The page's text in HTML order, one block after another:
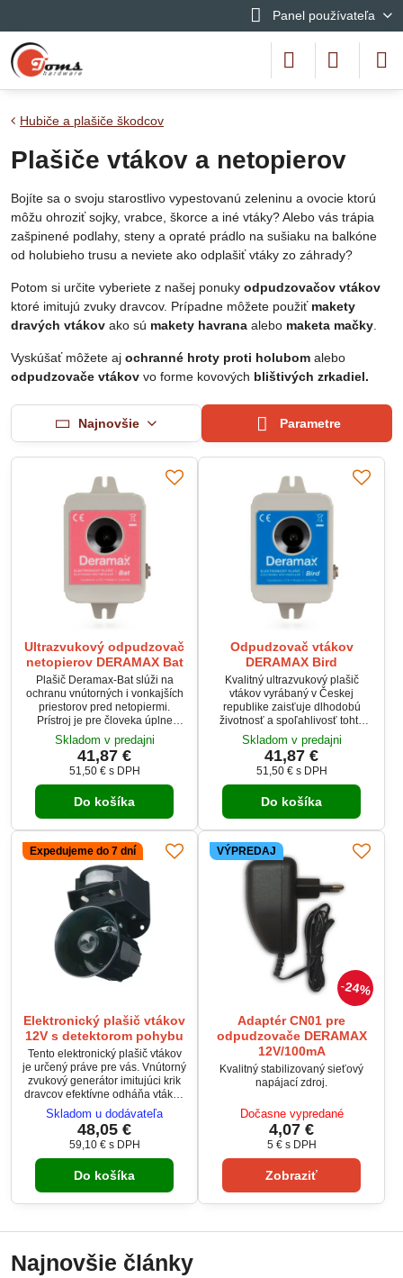
Panel používateľa
Hubiče a plašiče škodcov
Plašiče vtákov a netopierov
Bojíte sa o svoju starostlivo vypestovanú zeleninu a ovocie ktorú
môžu ohroziť sojky, vrabce, škorce a iné vtáky? Alebo vás trápia
zašpinené podlahy, steny a opraté prádlo na sušiaku na balkóne
od holubieho trusu a neviete ako odplašiť vtáky zo záhrady?
Potom si určite vyberiete z našej ponuky odpudzovačov vtákov
ktoré imitujú zvuky dravcov. Prípadne môžete použiť makety
dravých vtákov ako sú makety havrana alebo maketa mačky
Vyskúšať môžete aj ochranné hroty proti holubom alebo
odpudzovače vtákov vo forme kovových blištivých zrkadiel.
Najnovšie Parametre
Ultrazvukový odpudzovač
netopierov DERAMAX Bat
Plašič Deramax-Bat slúži na
ochranu vnútorných i vonkajších
priestorov pred netopiermi.
Prístroj je pre človeka úplne
bezpečný a bezhlučný.
Škodcovia sú trvalo obťažovaní
ultrazvukovými signálmi plašiča a
v krátkom čase opúšťajú
chránený priestor. Prevádzka
prístroja je ekologická, bez
využitia chemických prostriedkov.
Skladom v predajni
41,87 €
51,50 € s DPH
Do košíka
Odpudzovač vtákov
DERAMAX Bird
Kvalitný ultrazvukový plašič
vtákov vyrábaný v Českej
republike zaisťuje dlhodobú
životnosť a spoľahlivosť tohto
typu plašiča holubov, škorcov,
vrabcov, drozdov, havranov, vrán
a pod.
Skladom v predajni
41,87 €
51,50 € s DPH
Do košíka
Expedujeme do 7 dní
Elektronický plašič vtákov
12V s detektorom pohybu
Tento elektronický plašič vtákov
je určený práve pre vás. Vnútorný
zvukový generátor imitujúci krik
dravcov efektívne odháňa vtákov
zo strážených oblastí.
Skladom u dodávateľa
48,05 €
59,10 € s DPH
Do košíka
24%
VÝPREDAJ
Adaptér CN01 pre
odpudzovače DERAMAX
12V/100mA
Kvalitný stabilizovaný sieťový
napájací zdroj.
Dočasne vypredané
4,07 €
5 € s DPH
Zobraziť
Najnovšie články